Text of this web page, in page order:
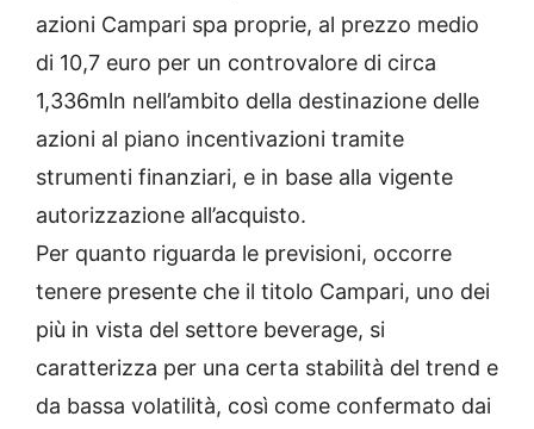
azioni Campari spa proprie, al prezzo medio
di 10,7 euro per un controvalore di circa
1,336mln nell’ambito della destinazione delle
azioni al piano incentivazioni tramite
strumenti finanziari, e in base alla vigente
autorizzazione all’acquisto.
Per quanto riguarda le previsioni, occorre
tenere presente che il titolo Campari, uno dei
più in vista del settore beverage, si
caratterizza per una certa stabilità del trend e
da bassa volatilità, così come confermato dai